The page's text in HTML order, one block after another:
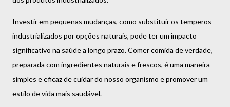
Investir em pequenas mudanças, como substituir os temperos
industrializados por opções naturais, pode ter um impacto
significativo na saúde a longo prazo. Comer comida de verdade,
preparada com ingredientes naturais e frescos, é uma maneira
simples e eficaz de cuidar do nosso organismo e promover um
estilo de vida mais saudável.